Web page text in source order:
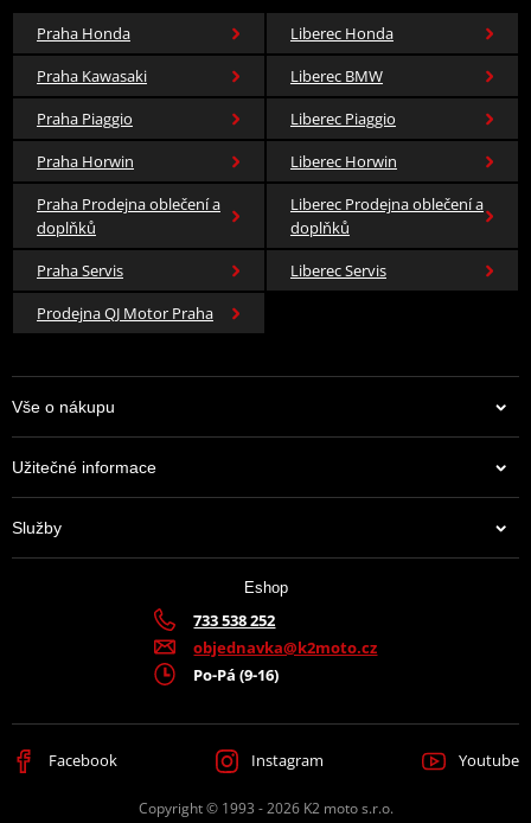
Praha Honda
Liberec Honda
Praha Kawasaki
Liberec BMW
Praha Piaggio
Liberec Piaggio
Praha Horwin
Liberec Horwin
Praha Prodejna oblečení a
doplňků
Liberec Prodejna oblečení a
doplňků
Praha Servis
Liberec Servis
Prodejna QJ Motor Praha
Vše o nákupu
Užitečné informace
Služby
Eshop
733 538 252
objednavka@k2moto.cz
Po-Pá (9-16)
Facebook Instagram Youtube
Copyright © 1993 - 2026 K2 moto s.r.o.